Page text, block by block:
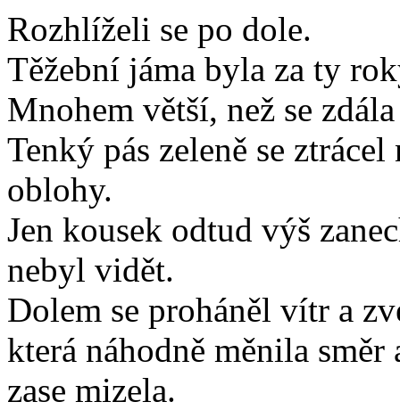
Rozhlíželi se po dole.
Těžební jáma byla za ty
Mnohem větší, než se
Tenký pás zeleně se
oblohy.
Jen kousek odtud výš
nebyl vidět.
Dolem se proháněl vítr a
která náhodně měnila
zase mizela.